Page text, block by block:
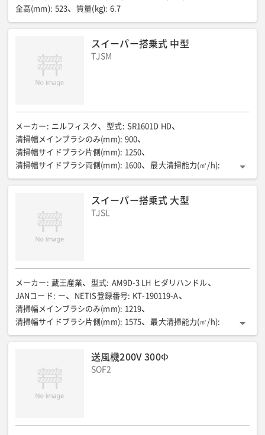
全高(mm): 523 質量(kg): 6.7
スイーパー搭乗式 中型
TJSM
メーカー : ニルフィスク 型式: SR1601D HD
清掃幅メインブラシのみ(mm): 900
清掃幅サイドブラシ片側(mm): 1250
清掃幅サイドブラシ両側(mm): 1600 最大清掃能力(㎡/h):
13440
サイドブラシ(個): 1 ホッパー容量(L): 315
全高(mm) 1460 動力: ディーゼルエンジン
燃料/タンク容量(L)
軽油/35
スイーパー搭乗式 大型
TJSL
メーカー : 蔵王産業 型式: AM9D-3 LH ヒダリハンドル
JANコード : ー NETIS登録番号: KT-190119-A
清掃幅メインブラシのみ(mm): 1219
清掃幅サイドブラシ片側(mm): 1575 最大清掃能力(㎡/h):
23400
サイドブラシ(個): 1 ホッパー容量(L): 620 原動機種類:
最大登坂能力(%): 21 フィルター面積(㎡)
全長(mm): 2689 全幅(mm)
送風機200V 300Φ
SOF2